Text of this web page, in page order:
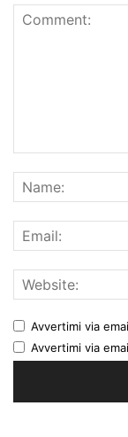
Avvertimi via
Avvertimi via